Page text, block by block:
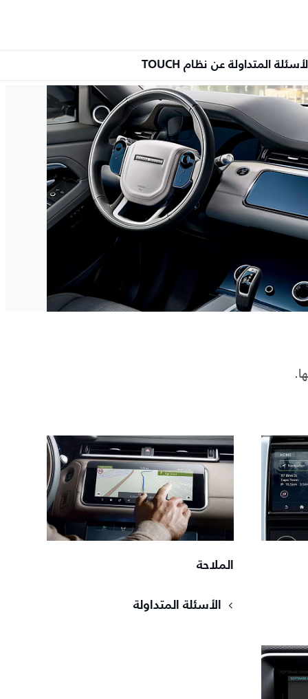
الأسئلة المتداولة عن نظام TOUCH
الملاحة
الأسئلة المتداولة